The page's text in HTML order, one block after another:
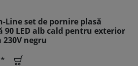
Line set de pornire plasă
90 LED alb cald pentru exterior
230V negru